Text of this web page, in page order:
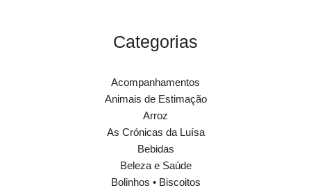
Categorias
Acompanhamentos
Animais de Estimação
Arroz
As Crónicas da Luísa
Bebidas
Beleza e Saúde
Bolinhos • Biscoitos